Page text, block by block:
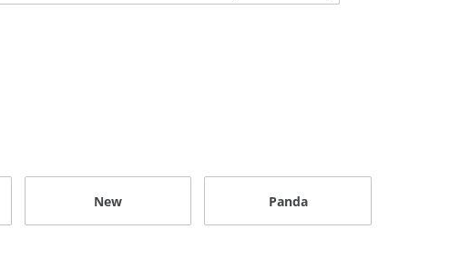
New Panda